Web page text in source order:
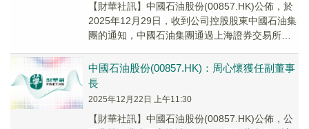
【財華社訊】中國石油股份(00857.HK)公佈，於
2025年12月29日，收到公司控股股東中國石油集
團的通知，中國石油集團通過上海證券交易所交
中國石油股份(00857.HK)：周心懷獲任副董事
長
2025年12月22日 上午11:30
【財華社訊】中國石油股份(00857.HK)公佈，公